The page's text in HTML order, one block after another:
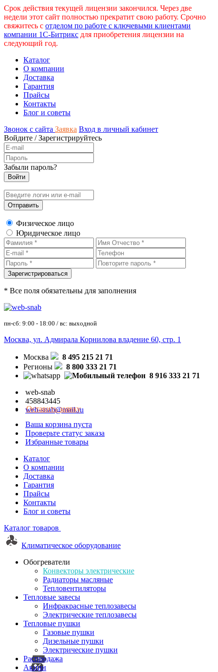
Срок действия текущей лицензии закончился. Через две
недели этот сайт полностью прекратит свою работу. Срочно
свяжитесь с отделом по работе с ключевыми клиентами
компании 1С-Битрикс для приобретения лицензии на
следующий год.
Каталог
О компании
Доставка
Гарантия
Прайсы
Контакты
Блог и советы
Звонок с сайта Заявка Вход в личный кабинет
Войдите /Зарегистрируйтесь
Забыли пароль?
Физическое лицо
Юридическое лицо
* Все поля обязательны для заполнения
пн-сб: 9:00 - 18:00 / вс: выходной
Москва, ул. Адмирала Корнилова владение 60, стр. 1
Москва
8 495 215 21 71
Регионы
8 800 333 21 71
8 916 333 21 71
web-snab
458843445
web-snab@mail.ru
Оставить заявку
Ваша корзина пуста
Проверьте статус заказа
Избранные товары
Каталог
О компании
Доставка
Гарантия
Прайсы
Контакты
Блог и советы
Каталог товаров
Климатическое оборудование
Обогреватели
Конвекторы электрические
Радиаторы масляные
Тепловентиляторы
Тепловые завесы
Инфракрасные теплозавесы
Электрические теплозавесы
Тепловые пушки
Газовые пушки
Дизельные пушки
Электрические пушки
Распродажа
Акции